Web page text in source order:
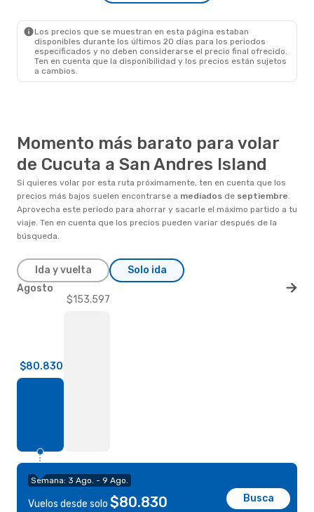
Los precios que se muestran en esta página estaban
disponibles durante los últimos 20 días para los periodos
especificados y no deben considerarse el precio final ofrecido.
Ten en cuenta que la disponibilidad y los precios están sujetos
a cambios.
Momento más barato para volar
de Cucuta a San Andres Island
Si quieres volar por esta ruta próximamente, ten en cuenta que los
precios más bajos suelen encontrarse a mediados de septiembre.
Aprovecha este periodo para ahorrar y sacarle el máximo partido a tu
viaje. Ten en cuenta que los precios pueden variar después de la
búsqueda.
Ida y vuelta Solo ida
Semana: 3 Ago. - 9 Ago.
Vuelos desde solo $80.830 Busca
$80.830
$153.597
Agosto